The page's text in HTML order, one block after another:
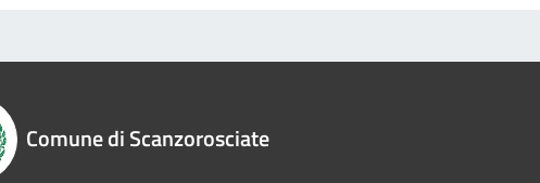
Comune di Scanzorosciate